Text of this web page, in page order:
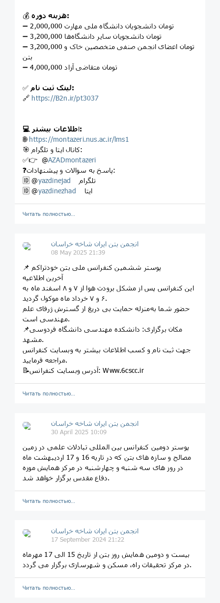
💰
هزینه دوره:
➖ 2,000,000 تومان دانشجویان دانشگاه ملی مهارت
➖ 3,200,000 تومان دانشجویان سایر دانشگاه‌ها
➖ 3,200,000 تومان اعضای انجمن صنفی متخصصین خاک و
بتن
➖ 4,000,000 تومان متقاضی آزاد
✅
لینک ثبت نام:
🔗 https://B2n.ir/pt3037
💻 اطلاعات بیشتر:
🌐 https://montazeri.nus.ac.ir/lms1
🎯 کانال ایتا و تلگرام:
✅👉 @AZADmontazeri
❓پاسخ به سوالات و پیشنهادات:
🆔 @yazdinejad
تلگرام
🆔 @yazdinezhad ایتا
Читать полностью…
انجمن بتن ایران شاخه خراسان
08 May 2025 21:39
📌 پوستر ششمین کنفرانس ملی بتن خودتراکم
آخرین اطلاعیه
این کنفرانس پس از مشکل برودت هوا از ۷ و ۸ اسفند ماه به
۶ و ۷ خرداد ماه موکول گردید.
حضور شما به‌منزله حمایت بی دریغ از گسترش ژرفای علم
مهندسی است.
📌مکان برگزاری: دانشکده مهندسی دانشگاه فردوسی
مشهد.
جهت ثبت نام و کسب اطلاعات بیشتر به وبسایت کنفرانس
مراجعه فرمایید.
📝آدرس وبسایت کنفرانس: Www.6cscc.ir
Читать полностью…
انجمن بتن ایران شاخه خراسان
30 April 2025 10:09
پوستر دومين کنفرانس بین المللی تبادلات علمی در زمين
مصالح و سازه های بتن که در تاريه 16 و 17 اردیبهشت ماه
در روز های سه شنبه و چهارشنبه در مرکز همايش موزه
دفاع مقدس برگزار خواهد شد.
Читать полностью…
انجمن بتن ایران شاخه خراسان
17 September 2024 21:22
بیست و دومين همايش روز بتن از تاريخ 15 الی 17 مهرماه
در مرکز تحقيقات راه، مسکن و شهرسازی برگزار می گردد.
Читать полностью…